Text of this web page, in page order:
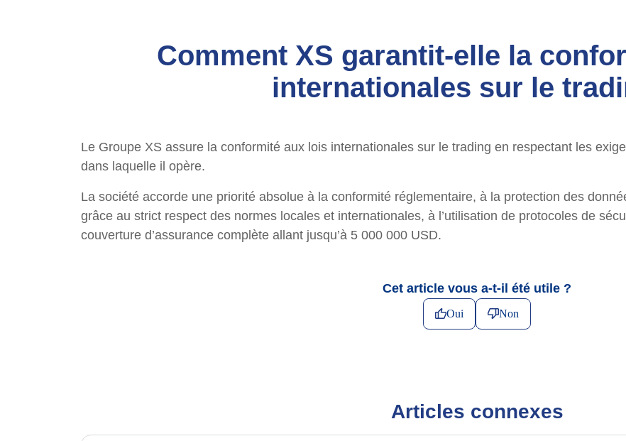
Comment XS garantit-elle la
internationales sur le
Le Groupe XS assure la conformité aux lois internationales sur le trading en respectant les
dans laquelle il opère.
La société accorde une priorité absolue à la conformité réglementaire, à la protection des
grâce au strict respect des normes locales et internationales, à l’utilisation de protocoles de
couverture d’assurance complète allant jusqu’à 5 000 000 USD.
Cet article vous a-t-il été utile ?
Oui Non
Articles connexes